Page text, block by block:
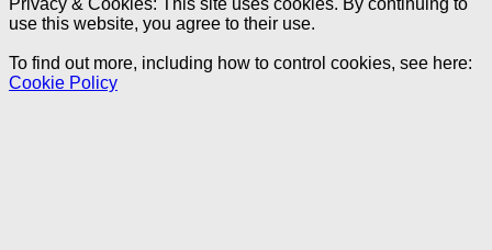
use this website, you agree to their use.
To find out more, including how to control cookies, see here:
Cookie Policy